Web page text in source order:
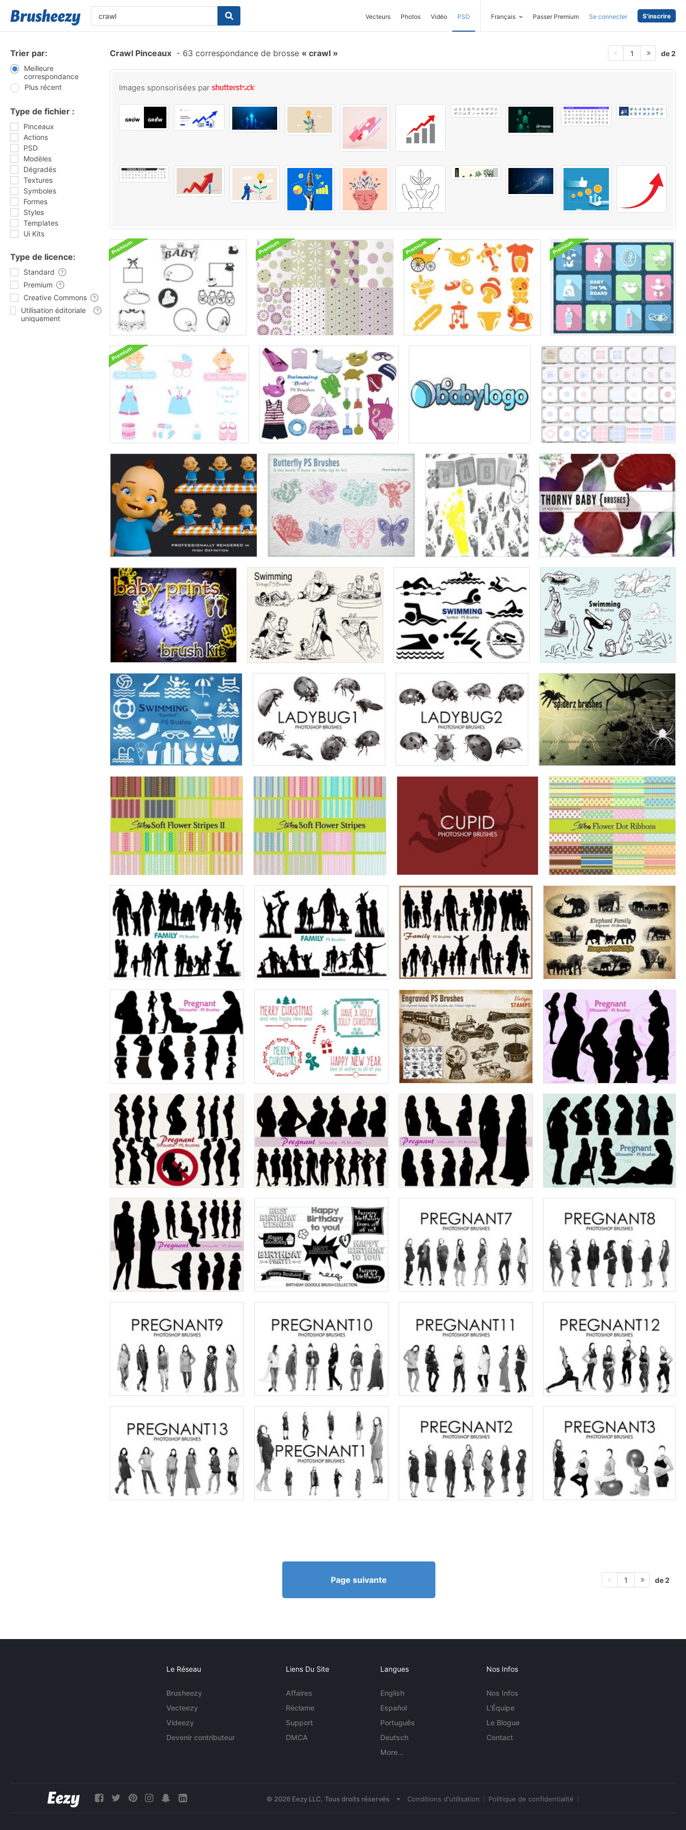
Vecteurs Photos Vidéo PSD Français Passer Premium Se connecter S'inscrire
Trier par:
Meilleure
correspondance
Plus récent
Type de fichier :
Pinceaux
Actions
PSD
Modèles
Dégradés
Textures
Symboles
Formes
Styles
Templates
Ui Kits
Type de licence:
Standard
Premium
Creative Commons
Utilisation éditoriale
uniquement
Crawl Pinceaux - 63 correspondance de brosse crawl 1 de 2
Images sponsorisées par
Page suivante 1 de 2
Le Réseau
Brusheezy
Vecteezy
Videezy
Devenir contributeur
Liens Du Site
Affaires
Réclame
Support
DMCA
Langues
English
Español
Português
Deutsch
More...
Nos Infos
Nos Infos
L'Équipe
Le Blogue
Contact
© 2026 Eezy LLC. Tous droits réservés • Conditions d'utilisation Politique de confidentialité